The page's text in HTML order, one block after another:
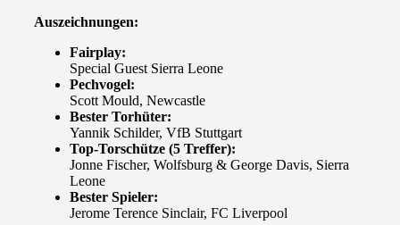
Auszeichnungen:
Fairplay:
Special Guest Sierra Leone
Pechvogel:
Scott Mould, Newcastle
Bester Torhüter:
Yannik Schilder, VfB Stuttgart
Top-Torschütze (5 Treffer):
Jonne Fischer, Wolfsburg & George Davis, Sierra
Leone
Bester Spieler:
Jerome Terence Sinclair, FC Liverpool